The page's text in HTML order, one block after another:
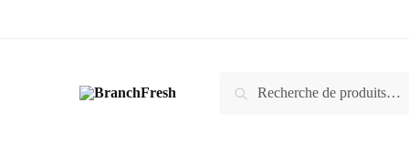
Recherche